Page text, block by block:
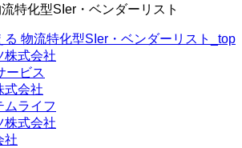
特化型SIer・ベンダーリスト
る 物流特化型SIer・ベンダーリスト_top
株式会社
ービス
式会社
ムライフ
株式会社
社